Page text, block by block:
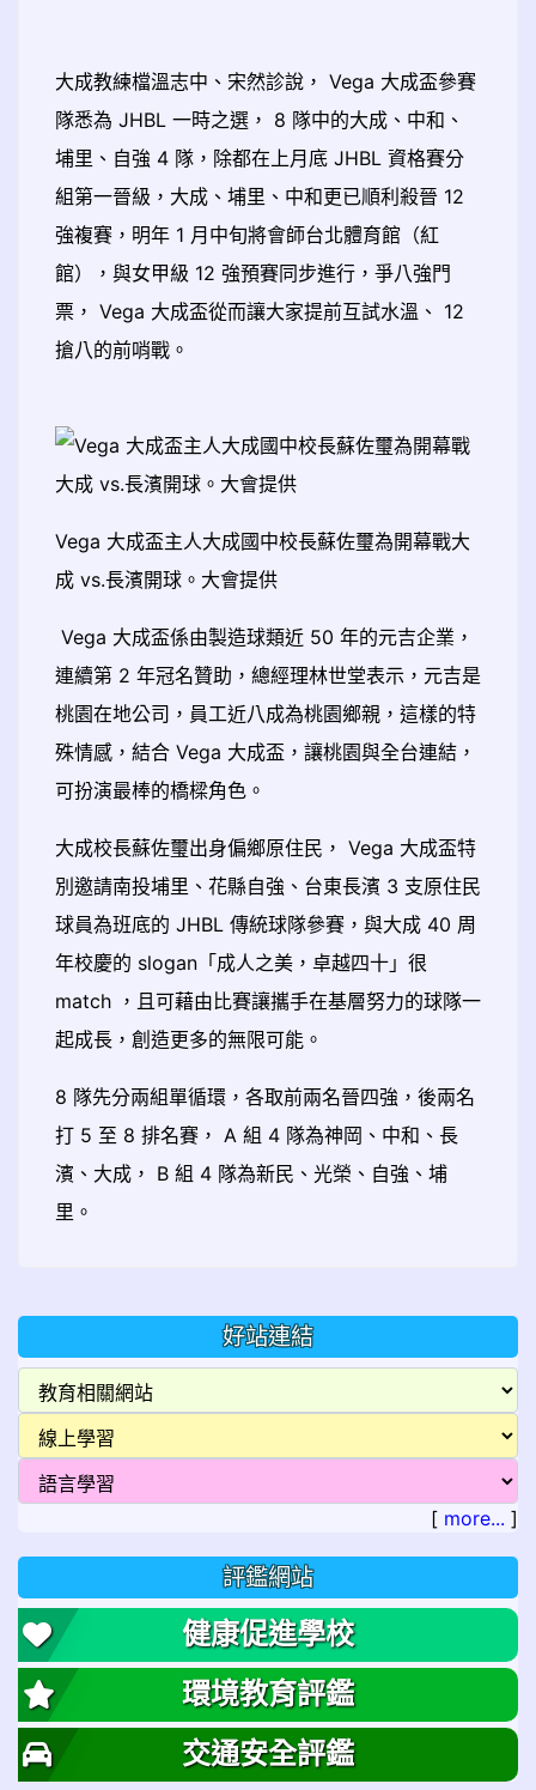
大成教練檔溫志中、宋然診說， Vega 大成盃參賽
隊悉為 JHBL 一時之選， 8 隊中的大成、中和、
埔里、自強 4 隊，除都在上月底 JHBL 資格賽分
組第一晉級，大成、埔里、中和更已順利殺晉 12
強複賽，明年 1 月中旬將會師台北體育館（紅
館），與女甲級 12 強預賽同步進行，爭八強門
票， Vega 大成盃從而讓大家提前互試水溫、 12
搶八的前哨戰。
Vega 大成盃主人大成國中校長蘇佐璽為開幕戰大
成 vs.長濱開球。大會提供
Vega 大成盃係由製造球類近 50 年的元吉企業，
連續第 2 年冠名贊助，總經理林世堂表示，元吉是
桃園在地公司，員工近八成為桃園鄉親，這樣的特
殊情感，結合 Vega 大成盃，讓桃園與全台連結，
可扮演最棒的橋樑角色。
大成校長蘇佐璽出身偏鄉原住民， Vega 大成盃特
別邀請南投埔里、花縣自強、台東長濱 3 支原住民
球員為班底的 JHBL 傳統球隊參賽，與大成 40 周
年校慶的 slogan「成人之美，卓越四十」很
match ，且可藉由比賽讓攜手在基層努力的球隊一
起成長，創造更多的無限可能。
8 隊先分兩組單循環，各取前兩名晉四強，後兩名
打 5 至 8 排名賽， A 組 4 隊為神岡、中和、長
濱、大成， B 組 4 隊為新民、光榮、自強、埔
里。
好站連結
[ more... ]
評鑑網站
健康促進學校
環境教育評鑑
交通安全評鑑